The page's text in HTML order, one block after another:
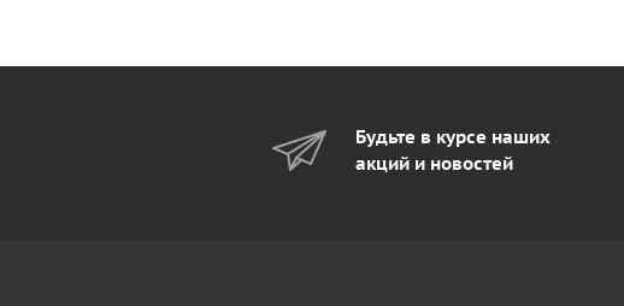
Будьте в курсе наших
акций и новостей